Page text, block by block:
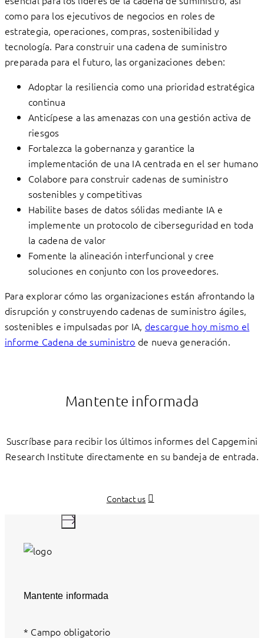
como para los ejecutivos de negocios en roles de
estrategia, operaciones, compras, sostenibilidad y
tecnología. Para construir una cadena de suministro
preparada para el futuro, las organizaciones deben:
Adoptar la resiliencia como una prioridad estratégica
continua
Anticípese a las amenazas con una gestión activa de
riesgos
Fortalezca la gobernanza y garantice la
implementación de una IA centrada en el ser humano
Colabore para construir cadenas de suministro
sostenibles y competitivas
Habilite bases de datos sólidas mediante IA e
implemente un protocolo de ciberseguridad en toda
la cadena de valor
Fomente la alineación interfuncional y cree
soluciones en conjunto con los proveedores.
Para explorar cómo las organizaciones están afrontando la
disrupción y construyendo cadenas de suministro ágiles,
sostenibles e impulsadas por IA, descargue hoy mismo el
informe Cadena de suministro de nueva generación.
Mantente informada
Suscríbase para recibir los últimos informes del Capgemini
Research Institute directamente en su bandeja de entrada.
Contact us
Mantente informada
* Campo obligatorio